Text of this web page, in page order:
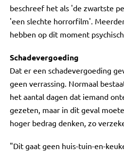
beschreef het als 'de zwartste
'een slechte horrorfilm'.
hebben op dit moment
Schadevergoeding
Dat er een schadevergoeding
geen verrassing. Normaal
het aantal dagen dat iemand
gezeten, maar in dit geval
hoger bedrag denken, zo
"Dit gaat geen huis-tuin-en-